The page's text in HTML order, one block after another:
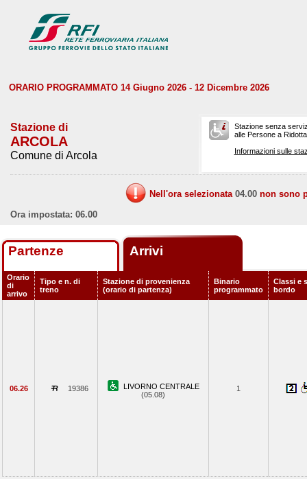
ORARIO PROGRAMMATO 14 Giugno 2026 - 12 Dicembre 2026
Stazione di
ARCOLA
Comune di Arcola
Stazione senza
alle Persone a
Informazioni sulle
Nell'ora selezionata 04.00 non sono
Ora impostata: 06.00
Partenze Arrivi
Orario
di
arrivo
Tipo e n. di
treno
Stazione di provenienza
(orario di partenza)
Binario
programmato
Classi e
bordo
06.26 19386
LIVORNO CENTRALE
(05.08)
1